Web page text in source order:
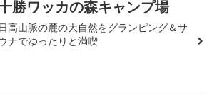
勝ワッカの森キャンプ場
日高山脈の麓の大自然をグランピング＆サ
ナでゆったりと満喫